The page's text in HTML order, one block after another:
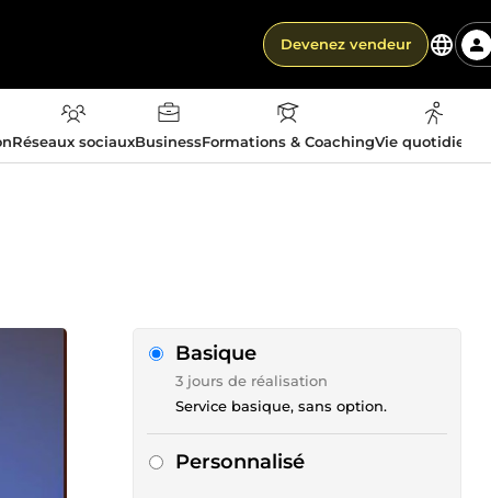
Devenez vendeur
Réseaux sociauxBusinessFormations & CoachingVie
Basique
3 jours de réalisation
Service basique, sans option.
Personnalisé